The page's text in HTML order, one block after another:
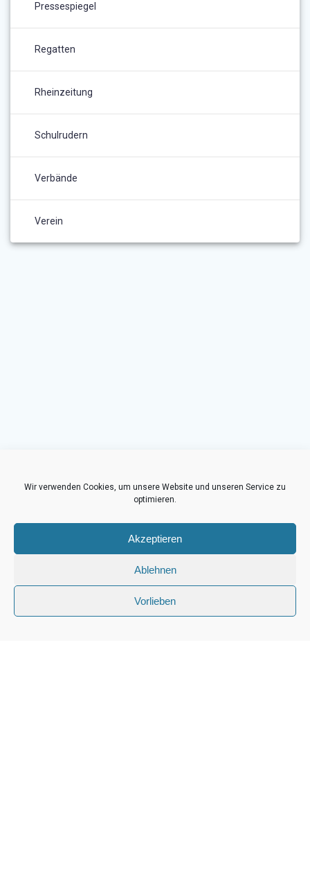
Wir verwenden Cookies, um unsere Website und unseren Service zu
optimieren.
Akzeptieren
Ablehnen
Vorlieben
Pressespiegel
Regatten
Rheinzeitung
Schulrudern
Verbände
Verein